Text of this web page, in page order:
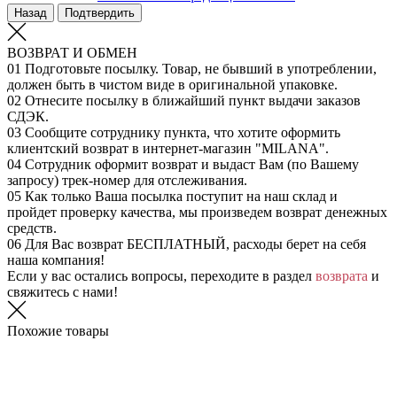
Назад Подтвердить
ВОЗВРАТ И ОБМЕН
01 Подготовьте посылку. Товар, не бывший в употреблении,
должен быть в чистом виде в оригинальной упаковке.
02 Отнесите посылку в ближайший пункт выдачи заказов
СДЭК.
03 Сообщите сотруднику пункта, что хотите оформить
клиентский возврат в интернет-магазин "MILANA".
04 Сотрудник оформит возврат и выдаст Вам (по Вашему
запросу) трек-номер для отслеживания.
05 Как только Ваша посылка поступит на наш склад и
пройдет проверку качества, мы произведем возврат денежных
средств.
06 Для Вас возврат БЕСПЛАТНЫЙ, расходы берет на себя
наша компания!
Если у вас остались вопросы, переходите в раздел возврата и
свяжитесь с нами!
Похожие товары